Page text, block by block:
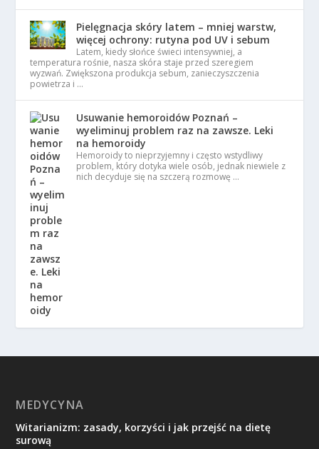
Pielęgnacja skóry latem – mniej warstw,
więcej ochrony: rutyna pod UV i sebum
Latem, kiedy słońce świeci intensywniej, a
temperatura rośnie, nasza skóra staje przed szeregiem
wyzwań. Zwiększona produkcja sebum, zanieczyszczenia
powietrza i …
Usuwanie hemoroidów Poznań –
wyeliminuj problem raz na zawsze. Leki
na hemoroidy
Hemoroidy to nieprzyjemny i często wstydliwy
problem, który dotyka wiele osób, jednak niewiele z
nich decyduje się na szczerą rozmowę …
MEDYCYNA
Witarianizm: zasady, korzyści i jak przejść na dietę
surową